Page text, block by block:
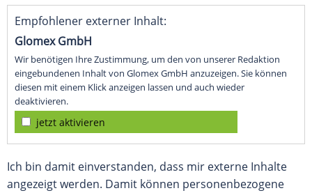
Empfohlener externer Inhalt:
Glomex GmbH
Wir benötigen Ihre Zustimmung, um den von unserer Redaktion
eingebundenen Inhalt von Glomex GmbH anzuzeigen. Sie können
diesen mit einem Klick anzeigen lassen und auch wieder
deaktivieren.
jetzt aktivieren
Ich bin damit einverstanden, dass mir externe Inhalte
angezeigt werden. Damit können personenbezogene